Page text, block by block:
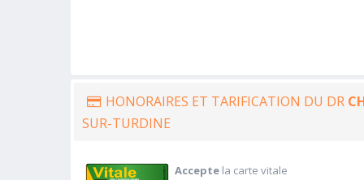
HONORAIRES ET TARIFICATION DU DR
SUR-TURDINE
Acceptela carte vitale